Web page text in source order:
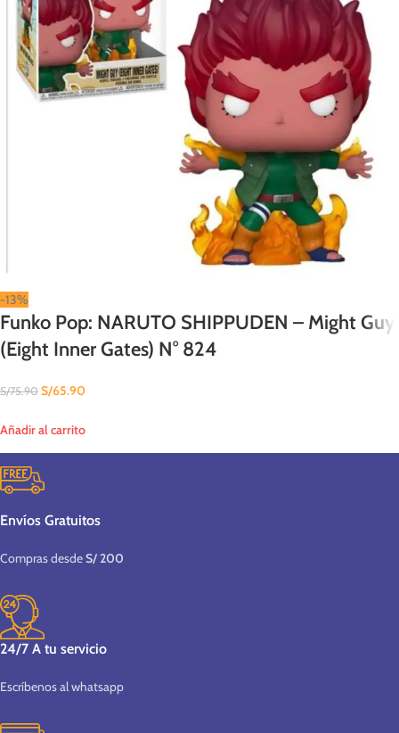
-13%
Funko Pop: NARUTO SHIPPUDEN – Might Guy
(Eight Inner Gates) N° 824
S/75.90 S/65.90
Añadir al carrito
Envíos Gratuitos
Compras desdeS/ 200
24/7 A tu servicio
Escríbenos al whatsapp